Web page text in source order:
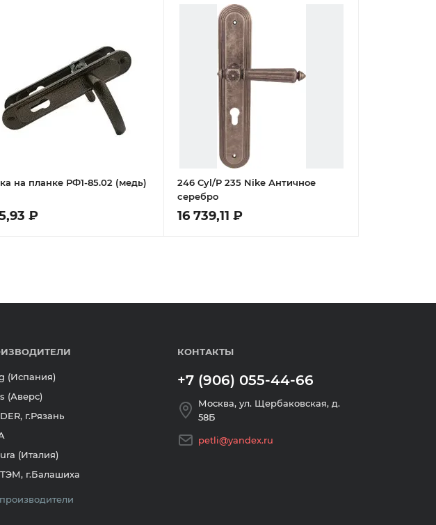
на планке РФ1-85.02 (медь)
₽
246 Cyl/P 235 Nike Античное
серебро
16 739,11 ₽
(Испания)
(Аверс)
г.Рязань
(Италия)
г.Балашиха
КОНТАКТЫ
+7 (906) 055-44-66
Москва, ул. Щербаковская, д.
58Б
petli@yandex.ru